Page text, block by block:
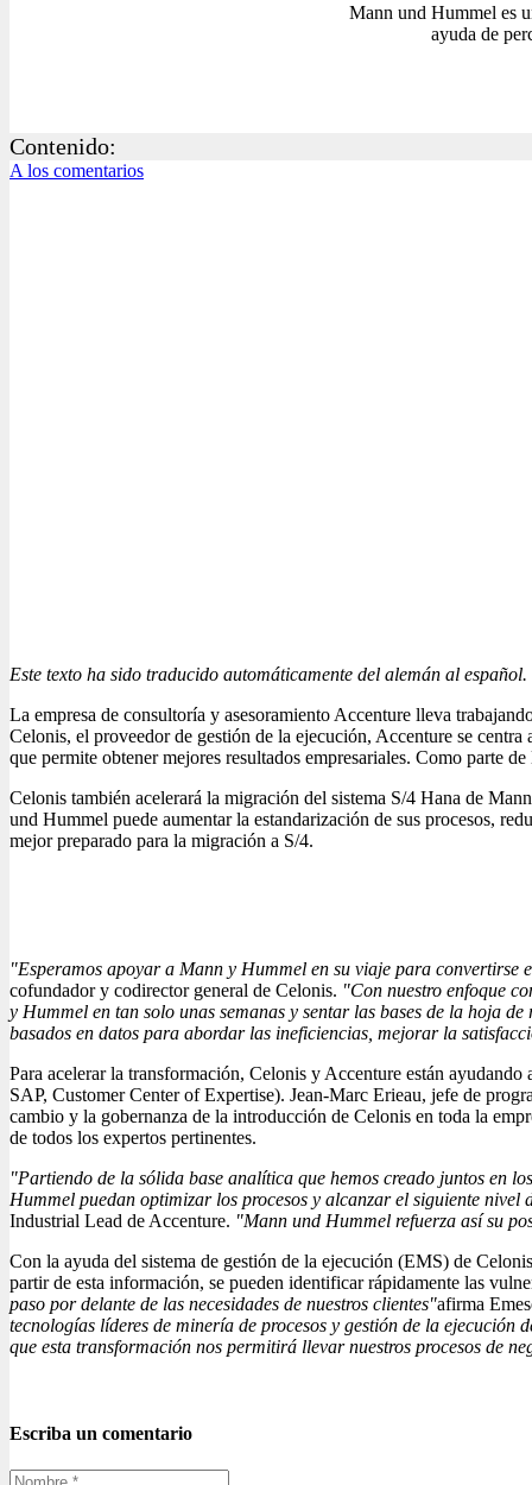
Mann und Hummel es
ayuda de
Contenido:
A los comentarios
Este texto ha sido traducido automáticamente del alemán al español.
La empresa de consultoría y asesoramiento Accenture lleva
Celonis, el proveedor de gestión de la ejecución, Accenture se
que permite obtener mejores resultados empresariales. Como parte
Celonis también acelerará la migración del sistema S/4 Hana de
und Hummel puede aumentar la estandarización de sus procesos,
mejor preparado para la migración a S/4.
"Esperamos apoyar a Mann y Hummel en su viaje para convertirse
cofundador y codirector general de Celonis. "Con nuestro enfoque
y Hummel en tan solo unas semanas y sentar las bases de la hoja
basados en datos para abordar las ineficiencias, mejorar la
Para acelerar la transformación, Celonis y Accenture están
SAP, Customer Center of Expertise). Jean-Marc Erieau, jefe de
cambio y la gobernanza de la introducción de Celonis en toda la
de todos los expertos pertinentes.
"Partiendo de la sólida base analítica que hemos creado juntos en
Hummel puedan optimizar los procesos y alcanzar el siguiente
Industrial Lead de Accenture. "Mann und Hummel refuerza así su
Con la ayuda del sistema de gestión de la ejecución (EMS) de
partir de esta información, se pueden identificar rápidamente las
paso por delante de las necesidades de nuestros clientes"afirma
tecnologías líderes de minería de procesos y gestión de la ejecución
que esta transformación nos permitirá llevar nuestros procesos de
Escriba un comentario